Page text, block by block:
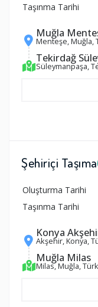
Taşınma Tarihi
Muğla
Menteşe, Muğla,
Tekirdağ
Süleymanpaşa,
Şehiriçi Taşıma
Oluşturma Tarihi
Taşınma Tarihi
Konya
Akşehir, Konya,
Muğla Milas
Milas, Muğla,